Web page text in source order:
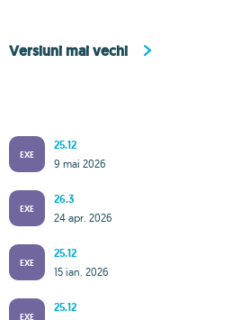
Versiuni mai vechi
EXE
25.12
9 mai 2026
EXE
26.3
24 apr. 2026
EXE
25.12
15 ian. 2026
EXE
25.12